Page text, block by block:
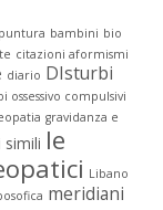
bambini bio
citazioni aformismi
diario DIsturbi
ossessivo compulsivi
gravidanza e
simili le
Libano
meridiani